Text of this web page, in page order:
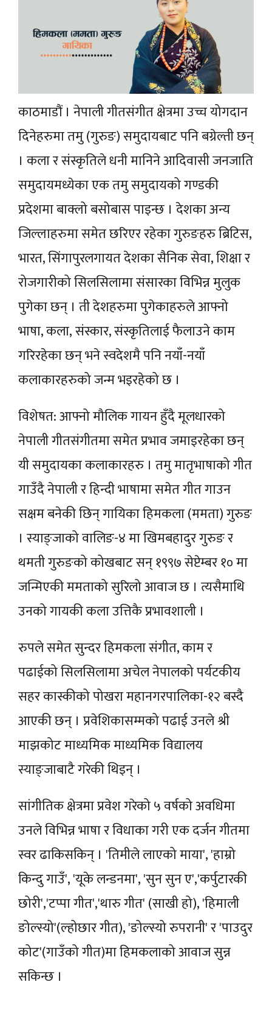
काठमाडौं । नेपाली गीतसंगीत क्षेत्रमा उच्च योगदान
दिनेहरुमा तमु (गुरुङ) समुदायबाट पनि बग्रेल्ती छन्
। कला र संस्कृतिले धनी मानिने आदिवासी जनजाति
समुदायमध्येका एक तमु समुदायको गण्डकी
प्रदेशमा बाक्लो बसोबास पाइन्छ । देशका अन्य
जिल्लाहरुमा समेत छरिएर रहेका गुरुङहरु ब्रिटिस,
भारत, सिंगापुरलगायत देशका सैनिक सेवा, शिक्षा र
रोजगारीको सिलसिलामा संसारका विभिन्न मुलुक
पुगेका छन् । ती देशहरुमा पुगेकाहरुले आफ्नो
भाषा, कला, संस्कार, संस्कृतिलाई फैलाउने काम
गरिरहेका छन् भने स्वदेशमै पनि नयाँ-नयाँ
कलाकारहरुको जन्म भइरहेको छ ।
विशेषत: आफ्नो मौलिक गायन हुँदै मूलधारको
नेपाली गीतसंगीतमा समेत प्रभाव जमाइरहेका छन्
यी समुदायका कलाकारहरु । तमु मातृभाषाको गीत
गाउँदै नेपाली र हिन्दी भाषामा समेत गीत गाउन
सक्षम बनेकी छिन् गायिका हिमकला (ममता) गुरुङ
। स्याङ्जाको वालिङ-४ मा खिमबहादुर गुरुङ र
थमती गुरुङको कोखबाट सन् १९९७ सेप्टेम्बर १० मा
जन्मिएकी ममताको सुरिलो आवाज छ । त्यसैमाथि
उनको गायकी कला उत्तिकै प्रभावशाली ।
रुपले समेत सुन्दर हिमकला संगीत, काम र
पढाईको सिलसिलामा अचेल नेपालको पर्यटकीय
सहर कास्कीको पोखरा महानगरपालिका-१२ बस्दै
आएकी छन् । प्रवेशिकासम्मको पढाई उनले श्री
माझकोट माध्यमिक माध्यमिक विद्यालय
स्याङ्जाबाटै गरेकी थिइन् ।
सांगीतिक क्षेत्रमा प्रवेश गरेको ५ वर्षको अवधिमा
उनले विभिन्न भाषा र विधाका गरी एक दर्जन गीतमा
स्वर ढाकिसकिन् । 'तिमीले लाएको माया', 'हाम्रो
किन्दु गाउँ', 'यूके लन्डनमा', 'सुन सुन ए','कर्पुटारकी
छोरी','टप्पा गीत','थारु गीत' (साखी हो), 'हिमाली
ङोल्स्यो'(ल्होछार गीत), 'ङोल्स्यो रुपरानी' र 'पाउदुर
कोट'(गाउँको गीत)मा हिमकलाको आवाज सुन्न
सकिन्छ ।